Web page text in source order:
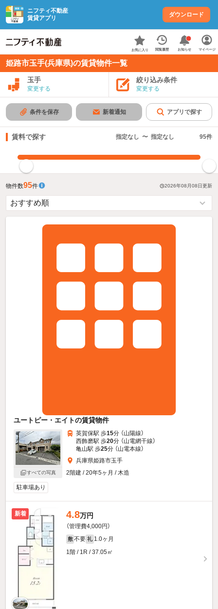
ニフティ不動産
賃貸アプリ
ダウンロード
お気に入り 閲覧履歴 お知らせ マイページ
姫路市玉手(兵庫県)の賃貸物件一覧
玉手
変更する
絞り込み条件
変更する
条件を保存 新着通知 アプリで探す
賃料で探す 指定なし 〜 指定なし 95件
物件数95件 2026年08月08日更新
ユートピー・エイトの賃貸物件
すべての写真
英賀保駅 歩15分 （山陽線）
西飾磨駅 歩20分 （山電網干線）
亀山駅 歩25分 （山電本線）
兵庫県姫路市玉手
2階建 / 20年5ヶ月 / 木造
駐車場あり
新着 4.8万円
（管理費4,000円）
敷 不要 礼 1.0ヶ月
1階 / 1R / 37.05㎡